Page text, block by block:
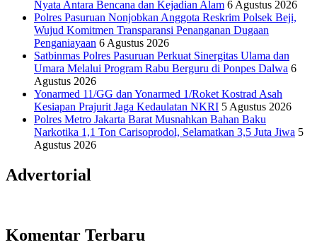
Nyata Antara Bencana dan Kejadian Alam 6 Agustus 2026
Polres Pasuruan Nonjobkan Anggota Reskrim Polsek Beji,
Wujud Komitmen Transparansi Penanganan Dugaan
Penganiayaan 6 Agustus 2026
Satbinmas Polres Pasuruan Perkuat Sinergitas Ulama dan
Umara Melalui Program Rabu Berguru di Ponpes Dalwa 6
Agustus 2026
Yonarmed 11/GG dan Yonarmed 1/Roket Kostrad Asah
Kesiapan Prajurit Jaga Kedaulatan NKRI 5 Agustus 2026
Polres Metro Jakarta Barat Musnahkan Bahan Baku
Narkotika 1,1 Ton Carisoprodol, Selamatkan 3,5 Juta Jiwa 5
Agustus 2026
Advertorial
Komentar Terbaru